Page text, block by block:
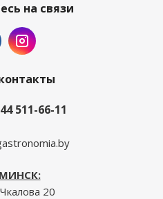
на связи
511-66-11
МИНСК:
20